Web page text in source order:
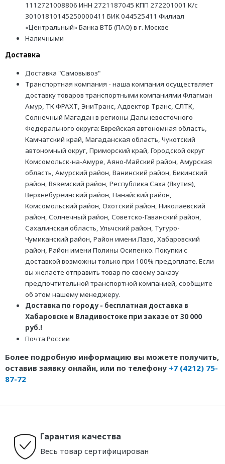
1112721008806 ИНН 2721187045 КПП 272201001 К/с
30101810145250000411 БИК 044525411 Филиал
«Центральный» Банка ВТБ (ПАО) в г. Москве
Наличными
Доставка
Доставка "Самовывоз"
Транспортная компания - наша компания осуществляет
доставку товаров транспортными компаниями Флагман
Амур, ТК ФРАХТ, ЭниТранс, Адвектор Транс, СЛТК,
Солнечный Магадан в регионы Дальневосточного
Федерального округа: Еврейская автономная область,
Камчатский край, Магаданская область, Чукотский
автономный округ, Приморский край, Городской округ
Комсомольск-на-Амуре, Аяно-Майский район, Амурская
область, Амурский район, Ванинский район, Бикинский
район, Вяземский район, Республика Саха (Якутия),
Верхнебуреинский район, Нанайский район,
Комсомольский район, Охотский район, Николаевский
район, Солнечный район, Советско-Гаванский район,
Сахалинская область, Ульчский район, Тугуро-
Чумиканский район, Район имени Лазо, Хабаровский
район, Район имени Полины Осипенко. Покупки с
доставкой возможны только при 100% предоплате. Если
вы желаете отправить товар по своему заказу
предпочтительной транспортной компанией, сообщите
об этом нашему менеджеру.
Доставка по городу - бесплатная доставка в
Хабаровске и Владивостоке при заказе от 30 000
руб.!
Почта России
Более подробную информацию вы можете получить,
оставив заявку онлайн, или по телефону +7 (4212) 75-
87-72
Гарантия качества
Весь товар сертифицирован